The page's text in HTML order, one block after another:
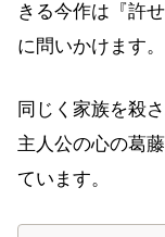
きる今作は『許
に問いかけます。
同じく家族を殺
主人公の心の葛
ています。